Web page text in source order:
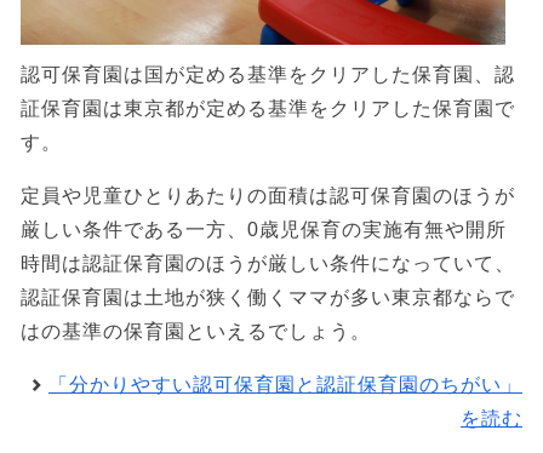
認可保育園は国が定める基準をクリアした保育園、認
証保育園は東京都が定める基準をクリアした保育園で
す。
定員や児童ひとりあたりの面積は認可保育園のほうが
厳しい条件である一方、0歳児保育の実施有無や開所
時間は認証保育園のほうが厳しい条件になっていて、
認証保育園は土地が狭く働くママが多い東京都ならで
はの基準の保育園といえるでしょう。
「分かりやすい認可保育園と認証保育園のちがい」
を読む